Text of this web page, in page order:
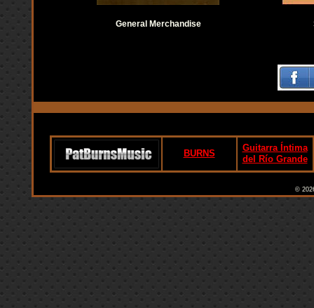
General Merchandise
BURNS
Guitarra Íntima
del Río Grande
©